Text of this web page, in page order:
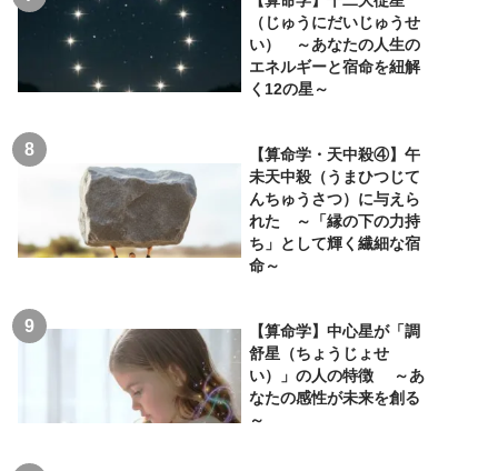
（じゅうにだいじゅうせ
い） ～あなたの人生の
エネルギーと宿命を紐解
く12の星～
【算命学・天中殺④】午
未天中殺（うまひつじて
んちゅうさつ）に与えら
れた ～「縁の下の力持
ち」として輝く繊細な宿
命～
【算命学】中心星が「調
舒星（ちょうじょせ
い）」の人の特徴 ～あ
なたの感性が未来を創る
～